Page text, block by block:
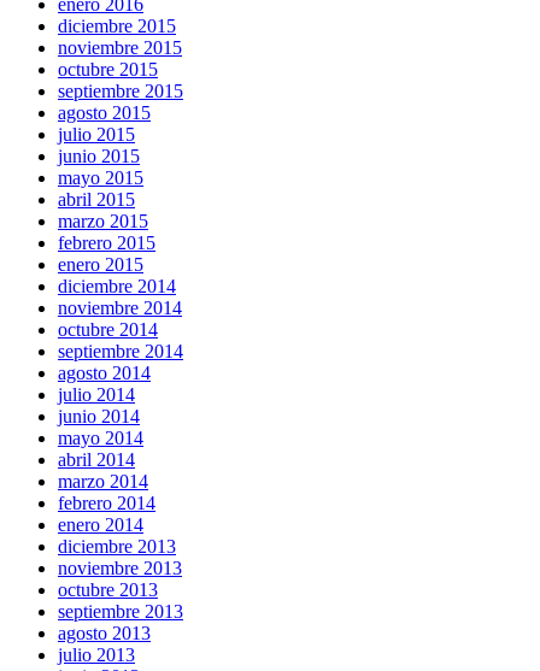
enero 2016
diciembre 2015
noviembre 2015
octubre 2015
septiembre 2015
agosto 2015
julio 2015
junio 2015
mayo 2015
abril 2015
marzo 2015
febrero 2015
enero 2015
diciembre 2014
noviembre 2014
octubre 2014
septiembre 2014
agosto 2014
julio 2014
junio 2014
mayo 2014
abril 2014
marzo 2014
febrero 2014
enero 2014
diciembre 2013
noviembre 2013
octubre 2013
septiembre 2013
agosto 2013
julio 2013